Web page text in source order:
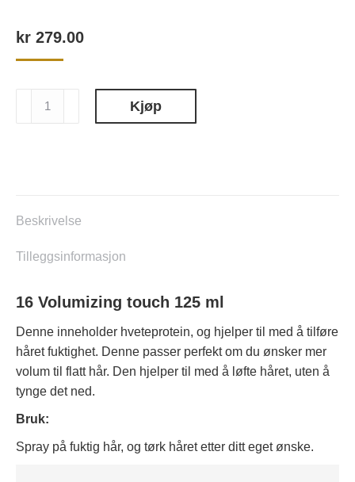
kr 279.00
Kjøp
Beskrivelse
Tilleggsinformasjon
16 Volumizing touch 125 ml
Denne inneholder hveteprotein, og hjelper til med å tilføre
håret fuktighet. Denne passer perfekt om du ønsker mer
volum til flatt hår. Den hjelper til med å løfte håret, uten å
tynge det ned.
Bruk:
Spray på fuktig hår, og tørk håret etter ditt eget ønske.